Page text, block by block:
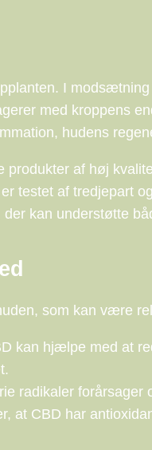
I
med kroppens
hudens
produkter af høj
testet af tredjepart
kan understøtte
som kan være
kan hjælpe med at
radikaler forårsager
at CBD har